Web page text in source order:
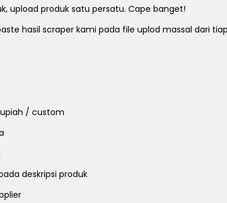
upload produk satu persatu. Cape banget!
hasil scraper kami pada file uplod massal dari
/ custom
deskripsi produk